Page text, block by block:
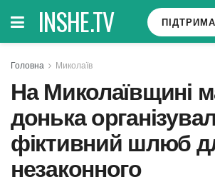
INSHE.TV
Головна Миколаїв
На Миколаївщині
донька
фіктивний шлюб
незаконного